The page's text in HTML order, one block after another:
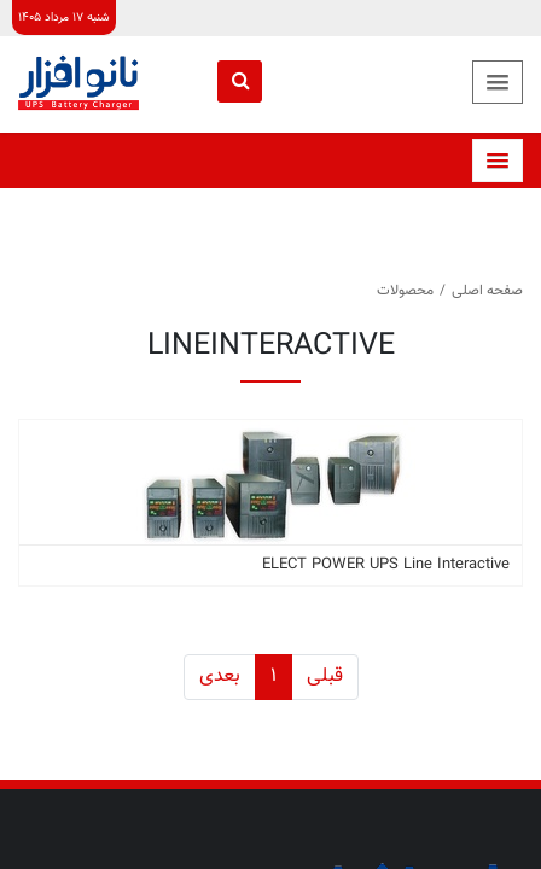
شنبه ۱۷ مرداد ۱۴۰۵
صفحه اصلی / محصولات
LINEINTERACTIVE
ELECT POWER UPS Line Interactive
قبلی 1 بعدی